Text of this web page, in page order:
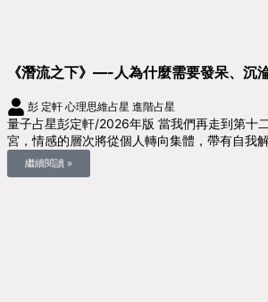
《潛流之下》—-人為什麼需要發呆、沉
彭 定軒 心理思維占星 進階占星
量子占星彭定軒/2026年版 當我們再走到第十
宮，情感的層次將從個人轉向集體，帶有自我
繼續閱讀 »